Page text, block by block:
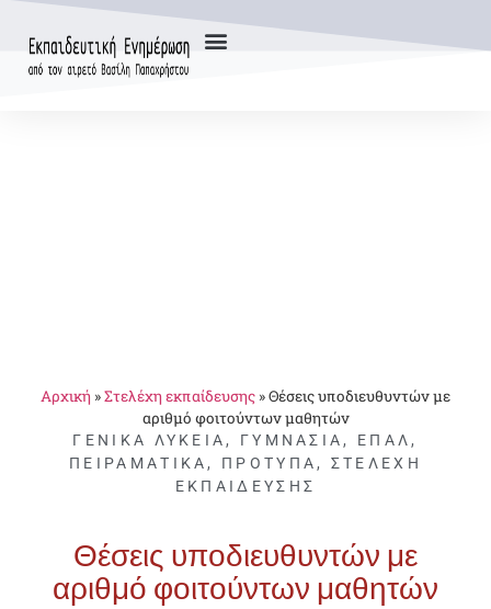
Αρχική »Στελέχη εκπαίδευσης »Θέσεις υποδιευθυντών με
αριθμό φοιτούντων μαθητών
ΓΕΝΙΚΆ ΛΎΚΕΙΑ , ΓΥΜΝΆΣΙΑ , ΕΠΑΛ ,
ΠΕΙΡΑΜΑΤΙΚΆ , ΠΡΌΤΥΠΑ , ΣΤΕΛΈΧΗ
ΕΚΠΑΊΔΕΥΣΗΣ
Θέσεις υποδιευθυντών με
αριθμό φοιτούντων μαθητών